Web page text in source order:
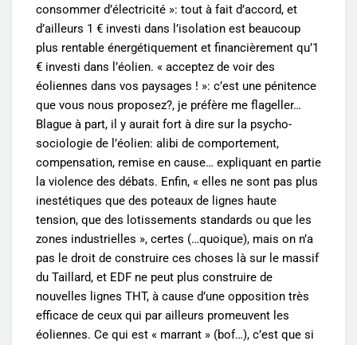
consommer d’électricité »: tout à fait d’accord, et
d’ailleurs 1 € investi dans l’isolation est beaucoup
plus rentable énergétiquement et financièrement qu’1
€ investi dans l’éolien. « acceptez de voir des
éoliennes dans vos paysages ! »: c’est une pénitence
que vous nous proposez?, je préfère me flageller…
Blague à part, il y aurait fort à dire sur la psycho-
sociologie de l’éolien: alibi de comportement,
compensation, remise en cause… expliquant en partie
la violence des débats. Enfin, « elles ne sont pas plus
inestétiques que des poteaux de lignes haute
tension, que des lotissements standards ou que les
zones industrielles », certes (…quoique), mais on n’a
pas le droit de construire ces choses là sur le massif
du Taillard, et EDF ne peut plus construire de
nouvelles lignes THT, à cause d’une opposition très
efficace de ceux qui par ailleurs promeuvent les
éoliennes. Ce qui est « marrant » (bof…), c’est que si